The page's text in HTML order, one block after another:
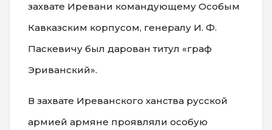
захвате Иревани командующему Особым
Кавказским корпусом, генералу И. Ф.
Паскевичу был дарован титул «граф
Эриванский».
В захвате Иреванского ханства русской
армией армяне проявляли особую